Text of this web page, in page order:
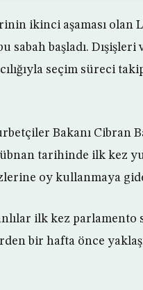
ikinci aşaması olan
sabah başladı.
seçim süreci
Bakanı Cibran
tarihinde ilk kez
oy kullanmaya
ilk kez parlamento
bir hafta önce